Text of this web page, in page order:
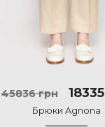
45836 грн
Брюки Agnona